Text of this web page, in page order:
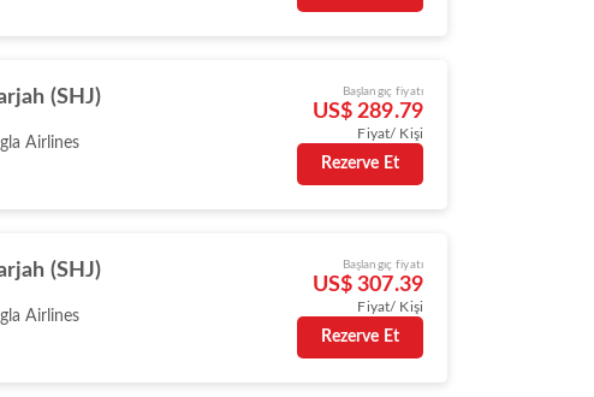
(SHJ)
Airlines
Başlangıç fiyatı
US$ 289.79
Fiyat/ Kişi
Rezerve Et
(SHJ)
Airlines
Başlangıç fiyatı
US$ 307.39
Fiyat/ Kişi
Rezerve Et